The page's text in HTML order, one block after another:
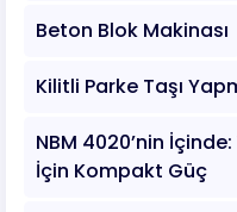
Beton Blok Makinası
Kilitli Parke Taşı
NBM 4020’nin
İçin Kompakt Güç